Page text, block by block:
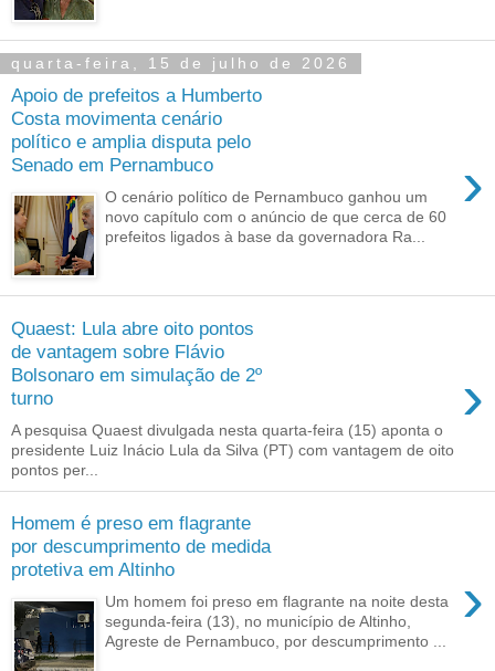
quarta-feira, 15 de julho de 2026
Apoio de prefeitos a Humberto
Costa movimenta cenário
político e amplia disputa pelo
Senado em Pernambuco
›
O cenário político de Pernambuco ganhou um
novo capítulo com o anúncio de que cerca de 60
prefeitos ligados à base da governadora Ra...
Quaest: Lula abre oito pontos
de vantagem sobre Flávio
Bolsonaro em simulação de 2º
turno
›
A pesquisa Quaest divulgada nesta quarta-feira (15) aponta o
presidente Luiz Inácio Lula da Silva (PT) com vantagem de oito
pontos per...
Homem é preso em flagrante
por descumprimento de medida
protetiva em Altinho
›
Um homem foi preso em flagrante na noite desta
segunda-feira (13), no município de Altinho,
Agreste de Pernambuco, por descumprimento ...